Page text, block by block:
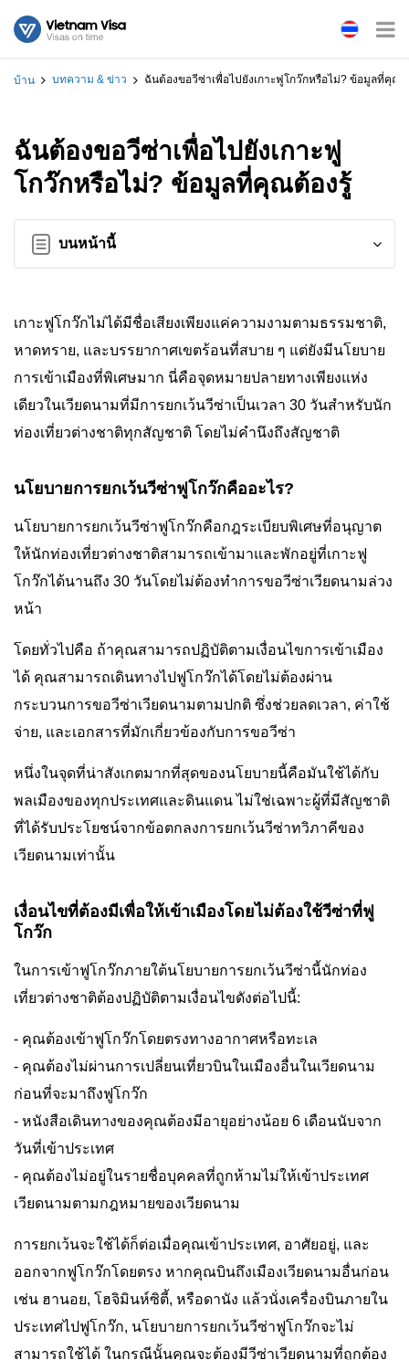
บ้าน บทความ & ข่าว ฉันต้องขอวีซ่าเพื่อไปยังเกาะฟูโกว๊กหรือไม่? ข้อมูลที่คุณ
ฉันต้องขอวีซ่าเพื่อไปยังเกาะฟู
โกว๊กหรือไม่? ข้อมูลที่คุณต้องรู้
บนหน้านี้
เกาะฟูโกว๊กไม่ได้มีชื่อเสียงเพียงแค่ความงามตามธรรมชาติ,
หาดทราย, และบรรยากาศเขตร้อนที่สบาย ๆ แต่ยังมีนโยบาย
การเข้าเมืองที่พิเศษมาก นี่คือจุดหมายปลายทางเพียงแห่ง
เดียวในเวียดนามที่มีการยกเว้นวีซ่าเป็นเวลา 30 วันสำหรับนัก
ท่องเที่ยวต่างชาติทุกสัญชาติ โดยไม่คำนึงถึงสัญชาติ
นโยบายการยกเว้นวีซ่าฟูโกว๊กคืออะไร?
นโยบายการยกเว้นวีซ่าฟูโกว๊กคือกฎระเบียบพิเศษที่อนุญาต
ให้นักท่องเที่ยวต่างชาติสามารถเข้ามาและพักอยู่ที่เกาะฟู
โกว๊กได้นานถึง 30 วันโดยไม่ต้องทำการขอวีซ่าเวียดนามล่วง
หน้า
โดยทั่วไปคือ ถ้าคุณสามารถปฏิบัติตามเงื่อนไขการเข้าเมือง
ได้ คุณสามารถเดินทางไปฟูโกว๊กได้โดยไม่ต้องผ่าน
กระบวนการขอวีซ่าเวียดนามตามปกติ ซึ่งช่วยลดเวลา, ค่าใช้
จ่าย, และเอกสารที่มักเกี่ยวข้องกับการขอวีซ่า
หนึ่งในจุดที่น่าสังเกตมากที่สุดของนโยบายนี้คือมันใช้ได้กับ
พลเมืองของทุกประเทศและดินแดน ไม่ใช่เฉพาะผู้ที่มีสัญชาติ
ที่ได้รับประโยชน์จากข้อตกลงการยกเว้นวีซ่าทวิภาคีของ
เวียดนามเท่านั้น
เงื่อนไขที่ต้องมีเพื่อให้เข้าเมืองโดยไม่ต้องใช้วีซ่าที่ฟู
โกว๊ก
ในการเข้าฟูโกว๊กภายใต้นโยบายการยกเว้นวีซ่านี้นักท่อง
เที่ยวต่างชาติต้องปฏิบัติตามเงื่อนไขดังต่อไปนี้:
- คุณต้องเข้าฟูโกว๊กโดยตรงทางอากาศหรือทะเล
- คุณต้องไม่ผ่านการเปลี่ยนเที่ยวบินในเมืองอื่นในเวียดนาม
ก่อนที่จะมาถึงฟูโกว๊ก
- หนังสือเดินทางของคุณต้องมีอายุอย่างน้อย 6 เดือนนับจาก
วันที่เข้าประเทศ
- คุณต้องไม่อยู่ในรายชื่อบุคคลที่ถูกห้ามไม่ให้เข้าประเทศ
เวียดนามตามกฎหมายของเวียดนาม
การยกเว้นจะใช้ได้ก็ต่อเมื่อคุณเข้าประเทศ, อาศัยอยู่, และ
ออกจากฟูโกว๊กโดยตรง หากคุณบินถึงเมืองเวียดนามอื่นก่อน
เช่น ฮานอย, โฮจิมินห์ซิตี้, หรือดานัง แล้วนั่งเครื่องบินภายใน
ประเทศไปฟูโกว๊ก, นโยบายการยกเว้นวีซ่าฟูโกว๊กจะไม่
สามารถใช้ได้ ในกรณีนั้นคุณจะต้องมีวีซ่าเวียดนามที่ถูกต้อง